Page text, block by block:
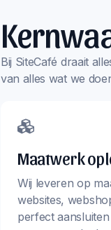
Bij SiteCafé draait
van alles wat we
Maatwerk
Wij leveren op
websites,
perfect